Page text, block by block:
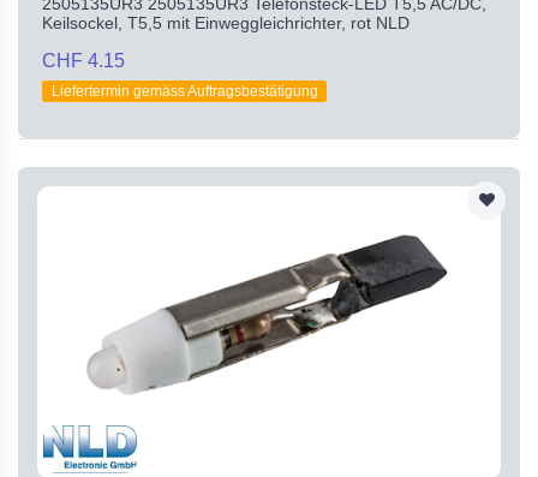
Keilsockel, T5,5 mit Einweggleichrichter, rot NLD
CHF 4.15
Liefertermin gemäss Auftragsbestätigung